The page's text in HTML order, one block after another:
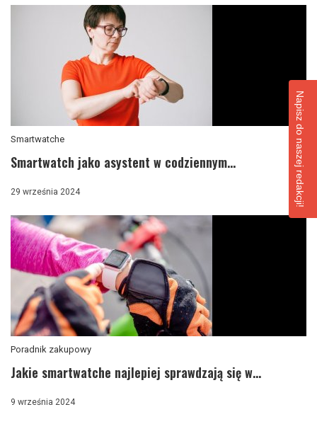
Smartwatche
Smartwatch jako asystent w codziennym...
29 września 2024
Poradnik zakupowy
Jakie smartwatche najlepiej sprawdzają się w...
9 września 2024
Napisz do naszej redakcji!